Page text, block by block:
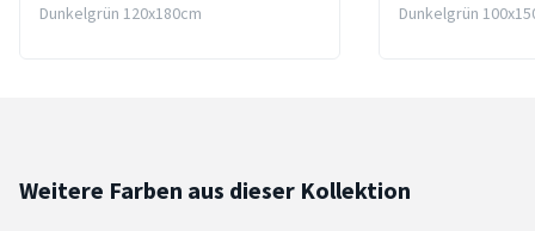
Dunkelgrün 120x180cm
Dunkelgrün
Weitere Farben aus dieser Kollektion